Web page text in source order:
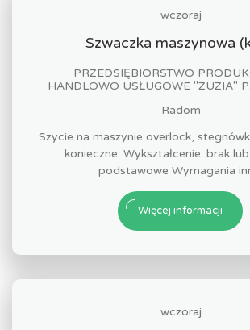
wczoraj
Szwaczka maszynowa
PRZEDSIĘBIORSTWO
HANDLOWO USŁUGOWE "ZUZIA"
Radom
Szycie na maszynie overlock,
konieczne: Wykształcenie: brak lub
podstawowe Wymagania
Więcej informacji
wczoraj